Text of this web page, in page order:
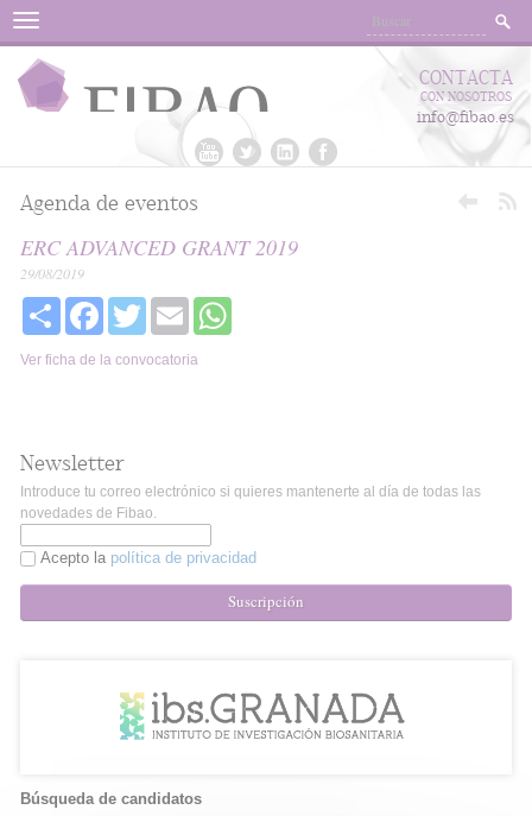
Menu
CONTACTA
CON NOSOTROS
info@fibao.es
Agenda de eventos
ERC ADVANCED GRANT 2019
29/08/2019
Share FacebookTwitter Email
Ver ficha de la convocatoria
Newsletter
Introduce tu correo electrónico si quieres mantenerte al día de todas las
novedades de Fibao.
Acepto la política de privacidad
Suscripción
Búsqueda de candidatos